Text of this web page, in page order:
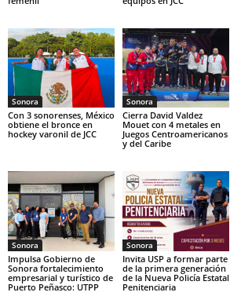
Sonora
Con 3 sonorenses, México
obtiene el bronce en
hockey varonil de JCC
Sonora
Cierra David Valdez
Mouet con 4 metales en
Juegos Centroamericanos
y del Caribe
Sonora
Impulsa Gobierno de
Sonora fortalecimiento
empresarial y turístico de
Puerto Peñasco: UTPP
Sonora
Invita USP a formar parte
de la primera generación
de la Nueva Policía Estatal
Penitenciaria